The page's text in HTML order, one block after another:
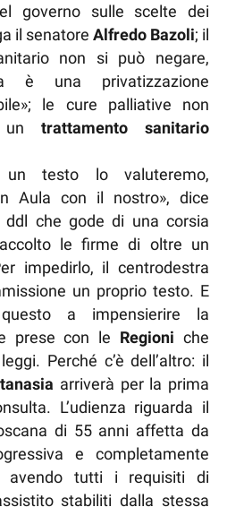
governo sulle scelte dei
il senatore Alfredo Bazoli; il
non si può negare,
è una privatizzazione
le cure palliative non
trattamento sanitario
un testo lo valuteremo,
Aula con il nostro», dice
ddl che gode di una corsia
le firme di oltre un
impedirlo, il centrodestra
un proprio testo. E
a impensierire la
prese con le Regioniche
Perché c’è dell’altro: il
arriverà per la prima
L’udienza riguarda il
di 55 anni affetta da
e completamente
avendo tutti i requisiti di
stabiliti dalla stessa